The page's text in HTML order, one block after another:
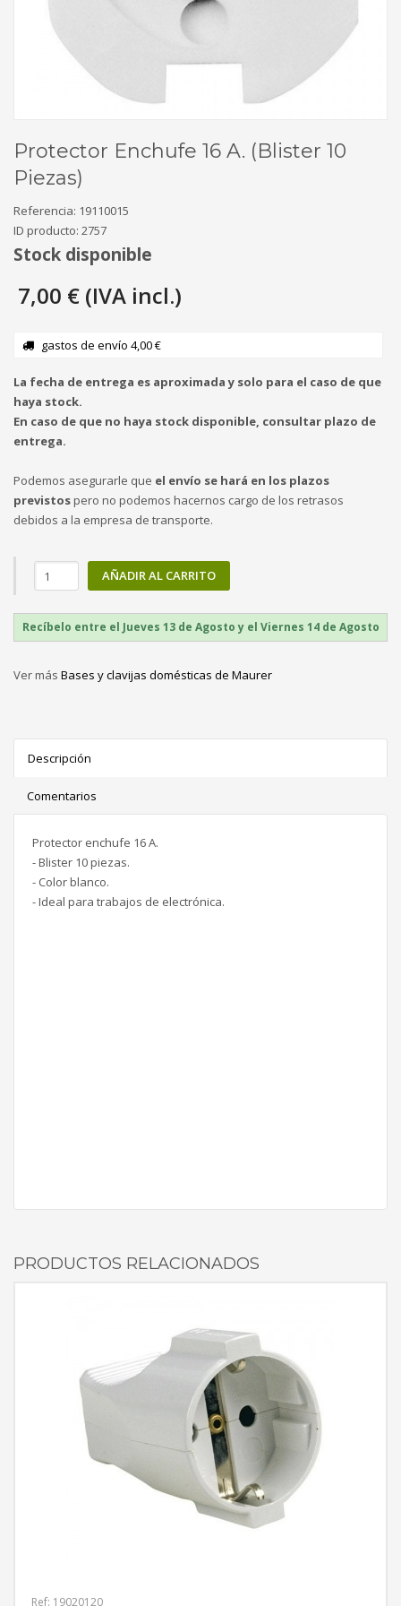
Protector Enchufe 16 A. (Blister 10
Piezas)
Referencia: 19110015
ID producto: 2757
Stock disponible
7,00 € (IVA incl.)
gastos de envío 4,00 €
La fecha de entrega es aproximada y solo para el caso de que
haya stock.
En caso de que no haya stock disponible, consultar plazo de
entrega.
Podemos asegurarle que el envío se hará en los plazos
previstospero no podemos hacernos cargo de los retrasos
debidos a la empresa de transporte.
AÑADIR AL CARRITO
Recíbelo entre el Jueves 13 de Agosto y el Viernes 14 de Agosto
Ver más Bases y clavijas domésticas de Maurer
Descripción
Comentarios
Protector enchufe 16 A.
- Blister 10 piezas.
- Color blanco.
- Ideal para trabajos de electrónica.
PRODUCTOS RELACIONADOS
Ref: 19020120